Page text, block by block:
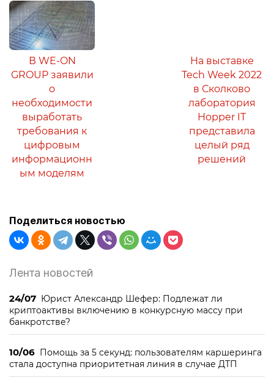
В WE-ON
GROUP заявили
о
необходимости
выработать
требования к
цифровым
информационн
ым моделям
На выставке
Tech Week 2022
в Сколково
лаборатория
Hopper IT
представила
целый ряд
решений
Поделиться новостью
Лента новостей
24/07 Юрист Александр Шефер: Подлежат ли
криптоактивы включению в конкурсную массу при
банкротстве?
10/06 Помощь за 5 секунд: пользователям каршеринга
стала доступна приоритетная линия в случае ДТП